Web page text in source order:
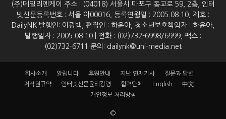
(주)데일리엔케이 주소 : (04018) 서울시 마포구 동교로 59, 2층, 인터
넷신문등록번호 : 서울 아00016, 등록연월일 : 2005.08.10, 제호 :
DailyNK 발행인: 이광백, 편집인 : 하윤아, 청소년보호책임자 : 하윤아,
발행일자 : 2005.08.10 | 전화 : (02)732-6998/6999, 팩스 :
(02)732-6711 문의: dailynk@uni-media.net
회사소개 알립니다 후원안내 지난 연재기사
질문과 답변
저작권규약
인터넷신문윤리강령 협력단체 English
中文
개인정보 처리방침
©